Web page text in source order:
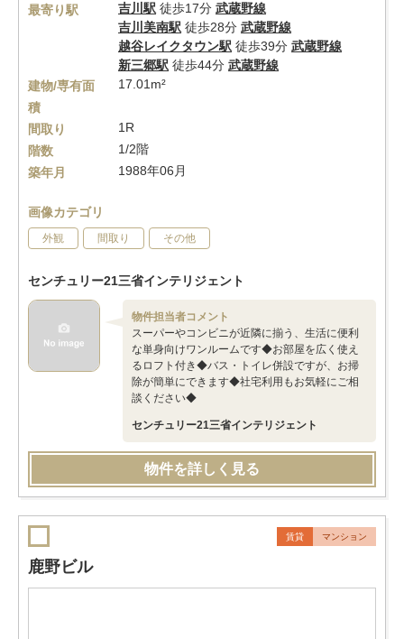
最寄り駅
吉川駅 徒歩17分 武蔵野線
吉川美南駅 徒歩28分 武蔵野線
越谷レイクタウン駅 徒歩39分 武蔵野線
新三郷駅 徒歩44分 武蔵野線
建物/専有面
積
17.01m²
間取り
1R
階数
1/2階
築年月
1988年06月
画像カテゴリ
外観 間取り その他
センチュリー21三省インテリジェント
物件担当者コメント
スーパーやコンビニが近隣に揃う、生活に便利
な単身向けワンルームです◆お部屋を広く使え
るロフト付き◆バス・トイレ併設ですが、お掃
除が簡単にできます◆社宅利用もお気軽にご相
談ください◆
センチュリー21三省インテリジェント
物件を詳しく見る
賃貸 マンション
鹿野ビル